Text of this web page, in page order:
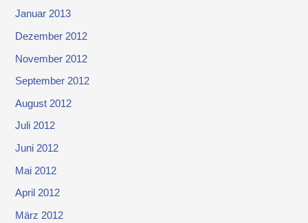
Januar 2013
Dezember 2012
November 2012
September 2012
August 2012
Juli 2012
Juni 2012
Mai 2012
April 2012
März 2012